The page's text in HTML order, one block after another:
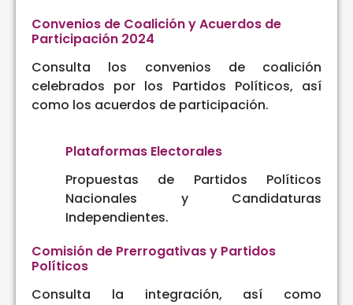
Convenios de Coalición y Acuerdos de
Participación 2024
Consulta los convenios de coalición
celebrados por los Partidos Políticos, así
como los acuerdos de participación.
Plataformas Electorales
Propuestas de Partidos Políticos
Nacionales y Candidaturas
Independientes.
Comisión de Prerrogativas y Partidos
Políticos
Consulta la integración, así como